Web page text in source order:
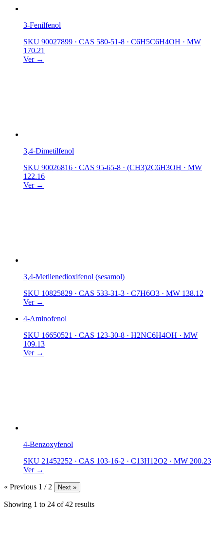
3-Fenilfenol
SKU 90027899 · CAS 580-51-8 · C6H5C6H4OH · MW
170.21
Ver →
3,4-Dimetilfenol
SKU 90026816 · CAS 95-65-8 · (CH3)2C6H3OH · MW
122.16
Ver →
3,4-Metilenedioxifenol (sesamol)
SKU 10825829 · CAS 533-31-3 · C7H6O3 · MW 138.12
Ver →
4-Aminofenol
SKU 16650521 · CAS 123-30-8 · H2NC6H4OH · MW
109.13
Ver →
4-Benzoxyfenol
SKU 21452252 · CAS 103-16-2 · C13H12O2 · MW 200.23
Ver →
« Previous 1 / 2 Next »
Showing 1 to 24 of 42 results